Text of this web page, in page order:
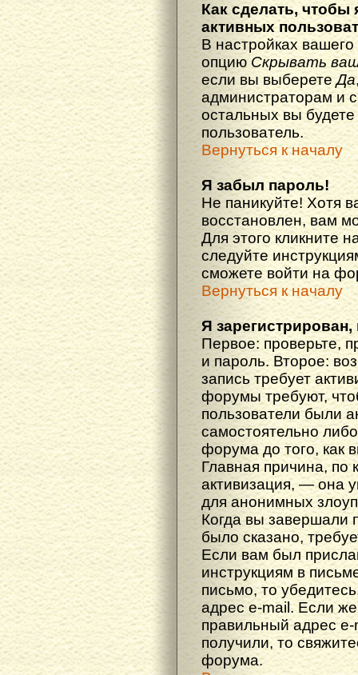
Как сделать, чтобы
активных
В настройках
опцию Скрывать
если вы выберетеДа
администраторам и
остальных вы
пользователь.
Вернуться к началу
Я забыл пароль!
Не паникуйте! Хотя
восстановлен, вам
Для этого кликните
следуйте
сможете войти на
Вернуться к началу
Я
Первое: проверьте,
и пароль. Второе:
запись требует
форумы требуют,
пользователи были
самостоятельно
форума до того, как
Главная причина, по
активизация, — она
для анонимных
Когда вы завершали
было сказано,
Если вам был
инструкциям в
письмо, то
адрес e-mail. Если
правильный адрес
получили, то
форума.